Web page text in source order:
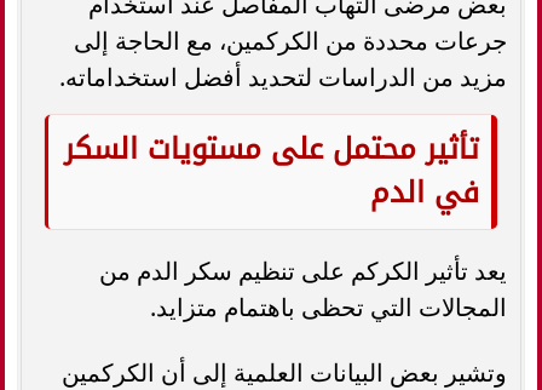
جرعات محددة من الكركمين، مع الحاجة إلى
مزيد من الدراسات لتحديد أفضل استخداماته.
تأثير محتمل على مستويات السكر
في الدم
يعد تأثير الكركم على تنظيم سكر الدم من
المجالات التي تحظى باهتمام متزايد.
وتشير بعض البيانات العلمية إلى أن الكركمين